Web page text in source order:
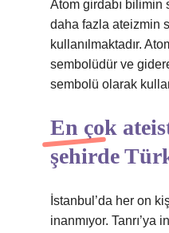
Atom girdabı bilimin
daha fazla ateizmin
kullanılmaktadır.
sembolüdür ve
sembolü olarak
En çok
şehirde
İstanbul’da her on
inanmıyor. Tanrı’ya